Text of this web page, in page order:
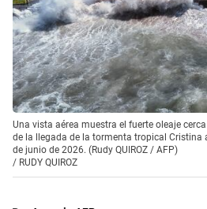
Una vista aérea muestra el fuerte oleaje
de la llegada de la tormenta tropical Cristina
de junio de 2026. (Rudy QUIROZ / AFP)
/ RUDY QUIROZ